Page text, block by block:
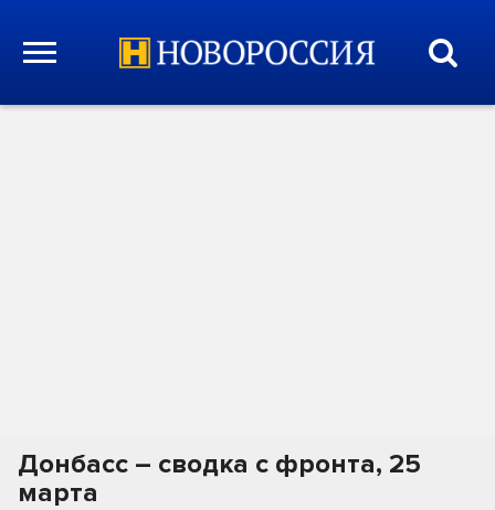
Донбасс – сводка с фронта, 25
марта